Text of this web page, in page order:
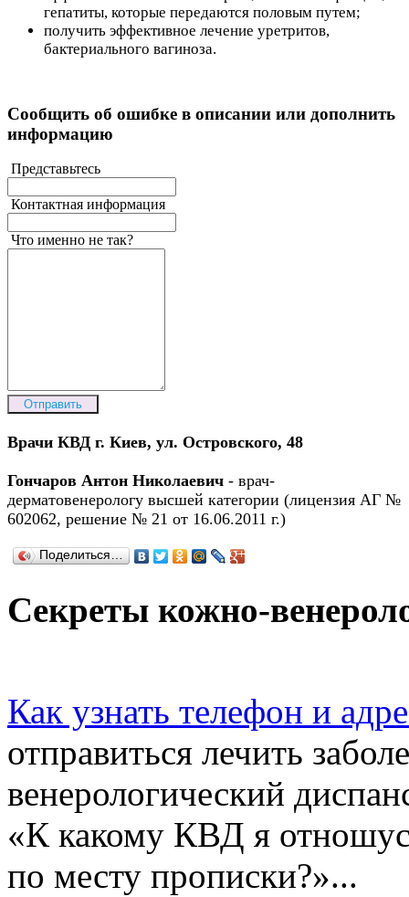
гепатиты, которые передаются половым путем;
получить эффективное лечение уретритов,
бактериального вагиноза.
Сообщить об ошибке в описании или дополнить
информацию
Представьтесь
Контактная информация
Что именно не так?
Врачи КВД г. Киев, ул. Островского, 48
Гончаров Антон Николаевич - врач-
дерматовенерологу высшей категории (лицензия АГ №
602062, решение № 21 от 16.06.2011 г.)
Поделиться…
Секреты кожно-
Как узнать телефон и
отправиться лечить
венерологический
«К какому КВД я
по месту прописки?»...